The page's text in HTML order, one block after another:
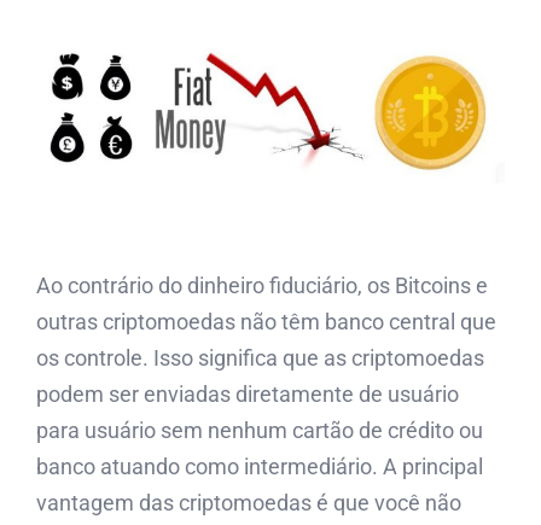
Ao contrário do dinheiro fiduciário, os Bitcoins e
outras criptomoedas não têm banco central que
os controle. Isso significa que as criptomoedas
podem ser enviadas diretamente de usuário
para usuário sem nenhum cartão de crédito ou
banco atuando como intermediário. A principal
vantagem das criptomoedas é que você não